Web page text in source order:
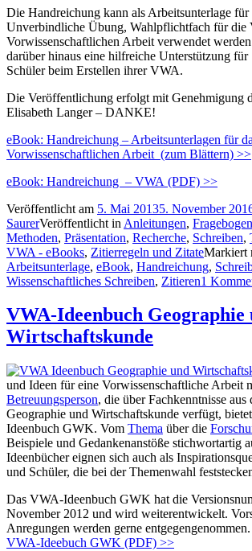
Die Handreichung kann als Arbeitsunterlage für
Unverbindliche Übung, Wahlpflichtfach für die
Vorwissenschaftlichen Arbeit verwendet
darüber hinaus eine hilfreiche Unterstützung für
Schüler beim Erstellen ihrer VWA.
Die Veröffentlichung erfolgt mit Genehmigung
Elisabeth Langer – DANKE!
eBook: Handreichung – Arbeitsunterlagen für
Vorwissenschaftlichen Arbeit (zum Blättern) >>
eBook: Handreichung – VWA (PDF) >>
Veröffentlicht am 5. Mai 20135. November
SaurerVeröffentlicht in Anleitungen, Fragebogen
Methoden, Präsentation, Recherche, Schreiben,
VWA - eBooks, Zitierregeln und ZitateMarkiert
Arbeitsunterlage, eBook, Handreichung,
Wissenschaftliches Schreiben, Zitieren1
VWA-Ideenbuch Geographie
Wirtschaftskunde
und Ideen für eine Vorwissenschaftliche Arbeit
Betreuungsperson, die über Fachkenntnisse aus
Geographie und Wirtschaftskunde verfügt,
Ideenbuch GWK. Vom Thema über die
Beispiele und Gedankenanstöße stichwortartig
Ideenbücher eignen sich auch als
und Schüler, die bei der Themenwahl
Das VWA-Ideenbuch GWK hat die
November 2012 und wird weiterentwickelt.
Anregungen werden gerne entgegengenommen.
VWA-Ideebuch GWK (PDF) >>